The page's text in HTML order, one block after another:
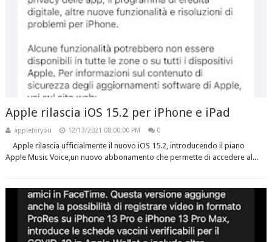
Apple rilascia iOS 15.2 per iPhone e iPad
appleforyou 12/13/2021 08:00:00 PM 0
Apple rilascia ufficialmente il nuovo iOS 15.2, introducendo il piano
Apple Music Voice,un nuovo abbonamento che permette di accedere al...